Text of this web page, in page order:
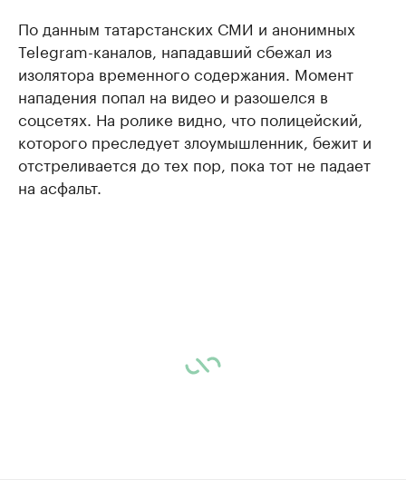
По данным татарстанских СМИ и анонимных
Telegram-каналов, нападавший сбежал из
изолятора временного содержания. Момент
нападения попал на видео и разошелся в
соцсетях. На ролике видно, что полицейский,
которого преследует злоумышленник, бежит и
отстреливается до тех пор, пока тот не падает
на асфальт.